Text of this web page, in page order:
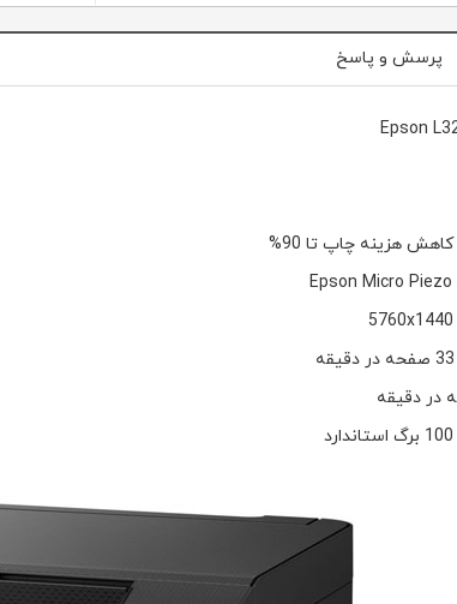
پرسش و پاسخ
کاهش هزینه چاپ تا 90%